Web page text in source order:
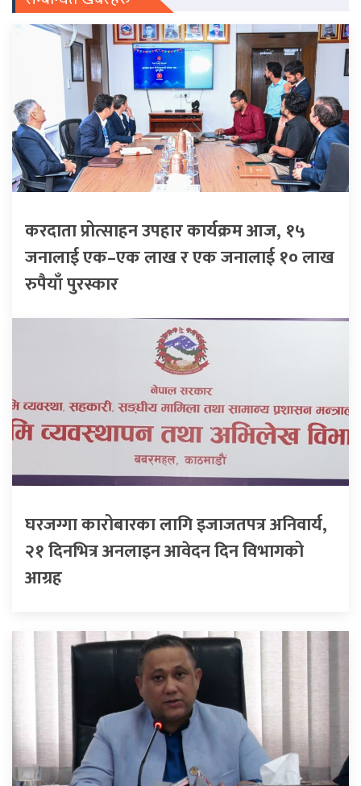
करदाता प्रोत्साहन उपहार कार्यक्रम आज, १५
जनालाई एक–एक लाख र एक जनालाई १० लाख
रुपैयाँ पुरस्कार
घरजग्गा कारोबारका लागि इजाजतपत्र अनिवार्य,
२१ दिनभित्र अनलाइन आवेदन दिन विभागको
आग्रह